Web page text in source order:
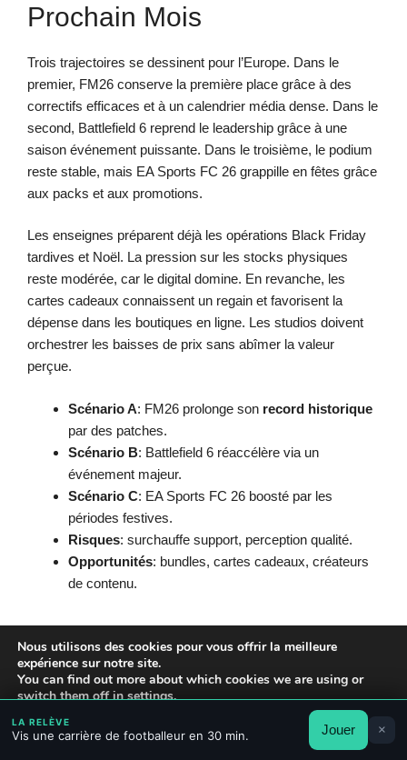
Prochain Mois
Trois trajectoires se dessinent pour l’Europe. Dans le
premier, FM26 conserve la première place grâce à des
correctifs efficaces et à un calendrier média dense. Dans le
second, Battlefield 6 reprend le leadership grâce à une
saison événement puissante. Dans le troisième, le podium
reste stable, mais EA Sports FC 26 grappille en fêtes grâce
aux packs et aux promotions.
Les enseignes préparent déjà les opérations Black Friday
tardives et Noël. La pression sur les stocks physiques
reste modérée, car le digital domine. En revanche, les
cartes cadeaux connaissent un regain et favorisent la
dépense dans les boutiques en ligne. Les studios doivent
orchestrer les baisses de prix sans abîmer la valeur
perçue.
Scénario A: FM26 prolonge son record historique
par des patches.
Scénario B: Battlefield 6 réaccélère via un
événement majeur.
Scénario C: EA Sports FC 26 boosté par les
périodes festives.
Risques: surchauffe support, perception qualité.
Opportunités: bundles, cartes cadeaux, créateurs
de contenu.
Acteur Action clé
visé
Sports
Améliorer
Taux
Nous utilisons des cookies pour vous offrir la meilleure
expérience sur notre site.
You can find out more about which cookies we are using or
switch them off insettings.
Accepter Rejeter Réglages
LA RELÈVE
Vis une carrière de footballeur en 30 min. Jouer ×